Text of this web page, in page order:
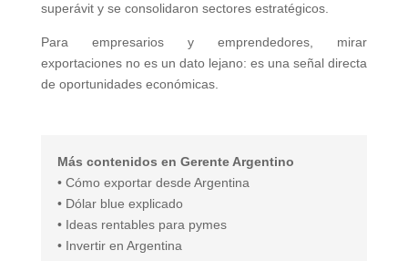
superávit y se consolidaron sectores estratégicos.
Para empresarios y emprendedores, mirar
exportaciones no es un dato lejano: es una señal directa
de oportunidades económicas.
Más contenidos en Gerente Argentino
• Cómo exportar desde Argentina
• Dólar blue explicado
• Ideas rentables para pymes
• Invertir en Argentina